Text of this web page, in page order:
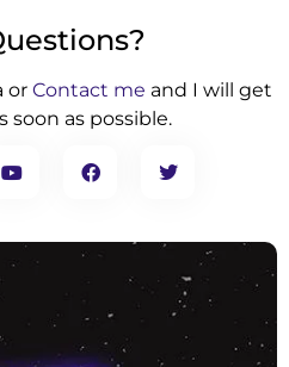
or Contact me and I will get
soon as possible.